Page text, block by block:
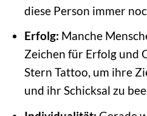
diese Person immer
Erfolg: Manche
Zeichen für Erfolg und
Stern Tattoo, um ihre
und ihr Schicksal zu